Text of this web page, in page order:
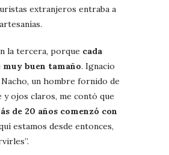
extranjeros entraba a
la tercera, porque cada
muy buen tamaño. Ignacio
un hombre fornido de
y ojos claros, me contó que
de 20 años comenzó con
estamos desde entonces,